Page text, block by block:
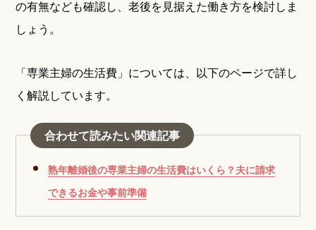
の有無なども確認し、老後を見据えた働き方を検討しま
しょう。
「専業主婦の生活費」については、以下のページで詳し
く解説しています。
合わせて読みたい関連記事
熟年離婚後の専業主婦の生活費はいくら？夫に請求
できるお金や事前準備